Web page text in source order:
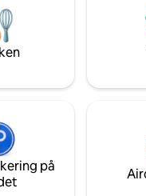
til digitale
minutter til downtown
til koncerter,
på